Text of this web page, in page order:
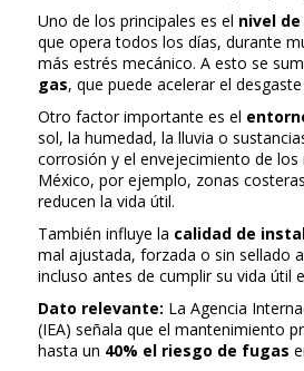
Uno de los principales es el nivel de
que opera todos los días, durante
más estrés mecánico. A esto se
gas, que puede acelerar el
Otro factor importante es el
sol, la humedad, la lluvia o
corrosión y el envejecimiento de los
México, por ejemplo, zonas
reducen la vida útil.
También influye la calidad de
mal ajustada, forzada o sin sellado
incluso antes de cumplir su vida útil
Dato relevante: La Agencia
(IEA) señala que el mantenimiento
hasta un 40% el riesgo de fugas